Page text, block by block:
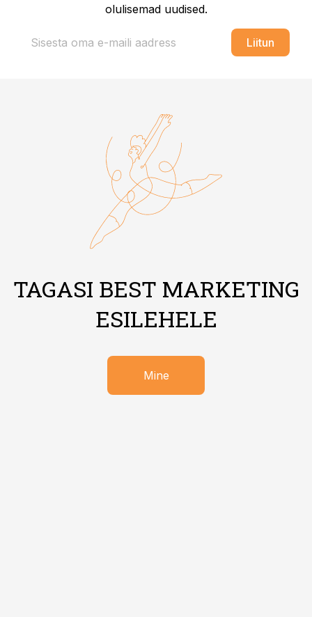
olulisemad uudised.
Liitun
TAGASI BEST MARKETING
ESILEHELE
Mine